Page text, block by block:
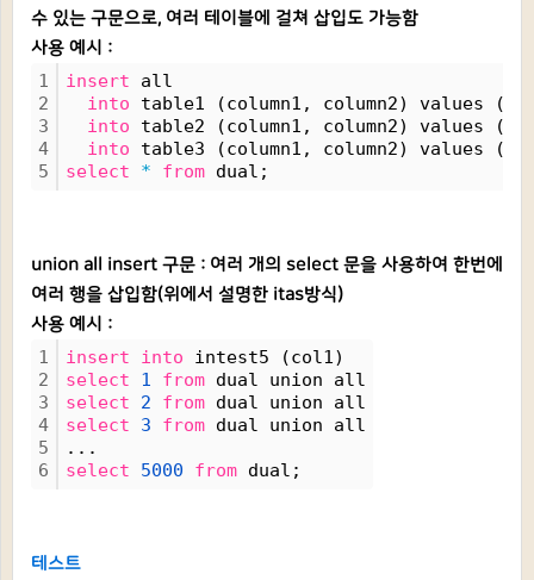
수 있는 구문으로, 여러 테이블에 걸쳐 삽입도 가능함
사용 예시 :
1
2
3
4
5
insert all
into table1 (column1, column2) values
into table2 (column1, column2) values
into table3 (column1, column2) values
select
* from dual;
union all insert 구문 : 여러 개의 select 문을 사용하여 한번에
여러 행을 삽입함(위에서 설명한 itas방식)
사용 예시 :
1
2
3
4
5
6
insert into intest5 (col1)
select
1 from dual union all
select
2 from dual union all
select
3 from dual union all
...
select
5000 from dual;
테스트